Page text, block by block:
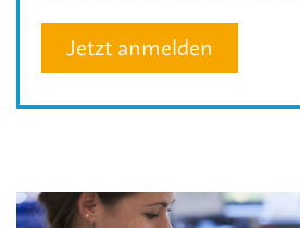
Jetzt anmelden